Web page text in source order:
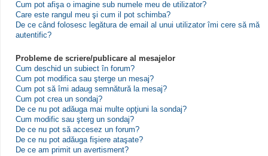
Cum pot afişa o imagine sub numele meu de utilizator?
Care este rangul meu şi cum il pot schimba?
De ce când folosesc legătura de email al unui utilizator îmi cere să mă
autentific?
Probleme de scriere/publicare al mesajelor
Cum deschid un subiect în forum?
Cum pot modifica sau şterge un mesaj?
Cum pot să îmi adaug semnătură la mesaj?
Cum pot crea un sondaj?
De ce nu pot adăuga mai multe opţiuni la sondaj?
Cum modific sau şterg un sondaj?
De ce nu pot să accesez un forum?
De ce nu pot adăuga fişiere ataşate?
De ce am primit un avertisment?